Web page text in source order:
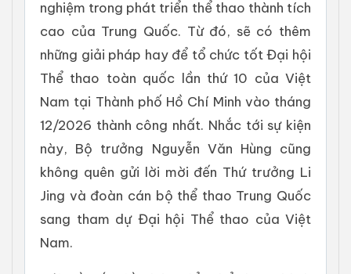
nghiệm trong phát triển thể thao thành tích
cao của Trung Quốc. Từ đó, sẽ có thêm
những giải pháp hay để tổ chức tốt Đại hội
Thể thao toàn quốc lần thứ 10 của Việt
Nam tại Thành phố Hồ Chí Minh vào tháng
12/2026 thành công nhất. Nhắc tới sự kiện
này, Bộ trưởng Nguyễn Văn Hùng cũng
không quên gửi lời mời đến Thứ trưởng Li
Jing và đoàn cán bộ thể thao Trung Quốc
sang tham dự Đại hội Thể thao của Việt
Nam.